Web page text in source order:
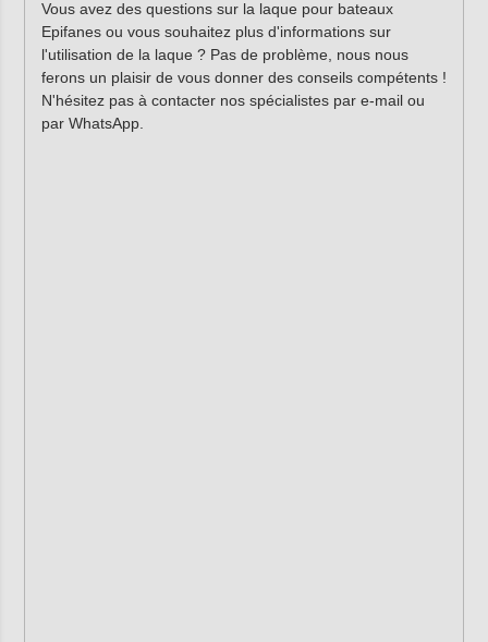
Vous avez des questions sur la laque pour bateaux
Epifanes ou vous souhaitez plus d'informations sur
l'utilisation de la laque ? Pas de problème, nous nous
ferons un plaisir de vous donner des conseils compétents !
N'hésitez pas à contacter nos spécialistes par e-mail ou
par WhatsApp.